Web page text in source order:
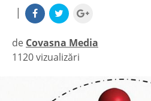
|
de Covasna Media
|
1120 vizualizări